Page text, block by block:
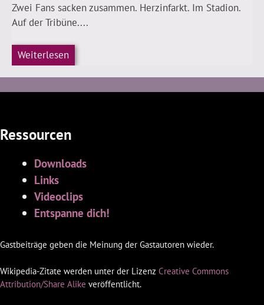
Zwei Fans sacken zusammen. Herzinfarkt. Im Stadion.
Auf der Tribüne....
Weiterlesen
Ressourcen
Downloads
Links
Videoclips
Entspanne dich!
Gastbeiträge geben die Meinung der Gastautoren wieder.
Wikipedia-Zitate werden unter der Lizenz Creative Commons
Attribution/Share Alike veröffentlicht.